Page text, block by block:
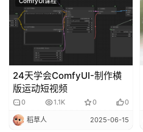
费
课
A
I
V
P
24天学会ComfyUI-制作横
版运动短视频
0 1.1K 0 0
稻草人 2025-06-15